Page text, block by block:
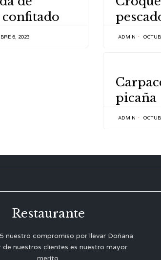
6, 2023 ADMIN
picaña
ADMIN
Restaurante
nuestro compromiso por llevar Doñana
de nuestros clientes es nuestro mayor